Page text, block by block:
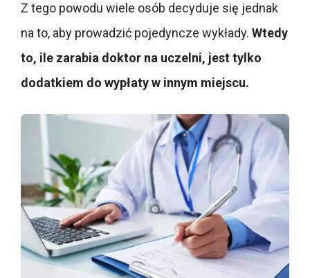
Z tego powodu wiele osób decyduje się jednak
na to, aby prowadzić pojedyncze wykłady. Wtedy
to, ile zarabia doktor na uczelni, jest tylko
dodatkiem do wypłaty w innym miejscu.